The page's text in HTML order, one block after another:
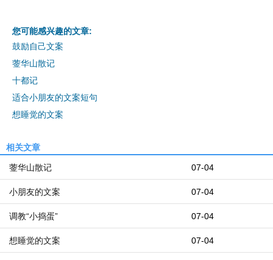
您可能感兴趣的文章:
鼓励自己文案
蓥华山散记
十都记
适合小朋友的文案短句
想睡觉的文案
相关文章
07-04
蓥华山散记
07-04
小朋友的文案
07-04
调教“小捣蛋”
07-04
想睡觉的文案